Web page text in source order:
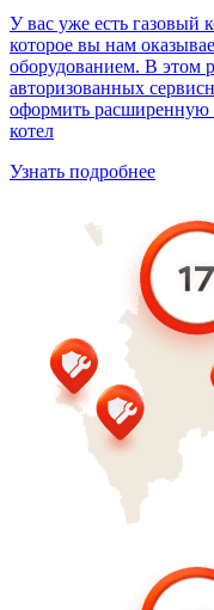
У вас уже есть газовый
которое вы нам
оборудованием. В этом
авторизованных
оформить расширенную
котел
Узнать подробнее